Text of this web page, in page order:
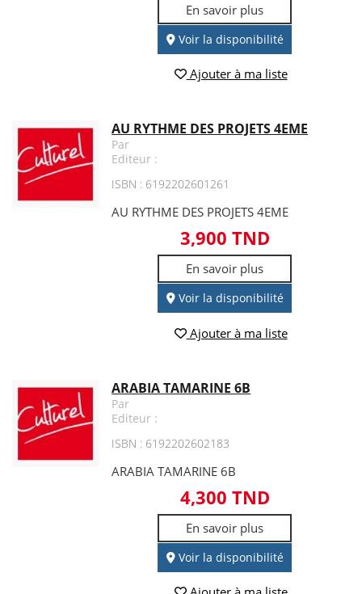
En savoir plus
Voir la disponibilité
Ajouter à ma liste
AU RYTHME DES PROJETS 4EME
Par
Editeur :
ISBN : 6192202601261
AU RYTHME DES PROJETS 4EME
3,900 TND
En savoir plus
Voir la disponibilité
Ajouter à ma liste
ARABIA TAMARINE 6B
Par
Editeur :
ISBN : 6192202602183
ARABIA TAMARINE 6B
4,300 TND
En savoir plus
Voir la disponibilité